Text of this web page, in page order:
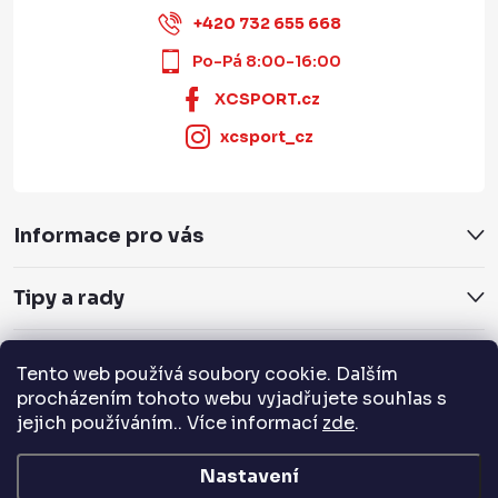
Tento web používá soubory cookie. Dalším
procházením tohoto webu vyjadřujete souhlas s
jejich používáním.. Více informací zde.
Nastavení
+420 732 655 668
Po-Pá 8:00-16:00
XCSPORT.cz
xcsport_cz
Informace pro vás
Tipy a rady
Servis a služby
Přijímáme online platby